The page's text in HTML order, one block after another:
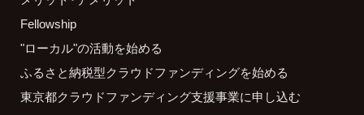
Fellowship
"ローカル"の活動を始める
ふるさと納税型クラウドファンディングを始める
東京都クラウドファンディング支援事業に申し込む